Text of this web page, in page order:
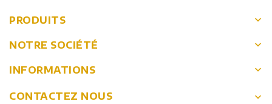
PRODUITS keyboard_arrow_down
NOTRE SOCIÉTÉ keyboard_arrow_down
INFORMATIONS keyboard_arrow_down
CONTACTEZ NOUS keyboard_arrow_down